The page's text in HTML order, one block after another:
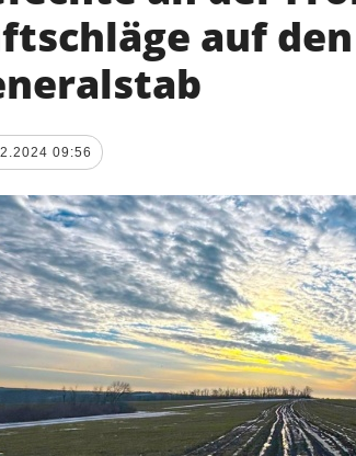
Kontakte
services
Politik zur Vertraulichkeit
und zum Schutz
auf den
09:56